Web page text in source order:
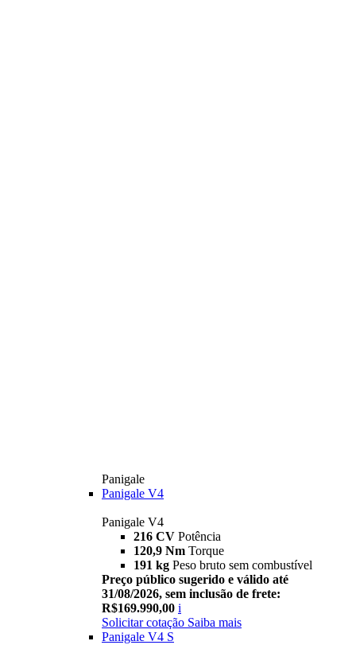
Panigale
Panigale V4
Panigale V4
216 CV Potência
120,9 Nm Torque
191 kg Peso bruto sem combustível
Preço público sugerido e válido até
31/08/2026, sem inclusão de frete:
R$169.990,00 i
Solicitar cotação Saiba mais
Panigale V4 S